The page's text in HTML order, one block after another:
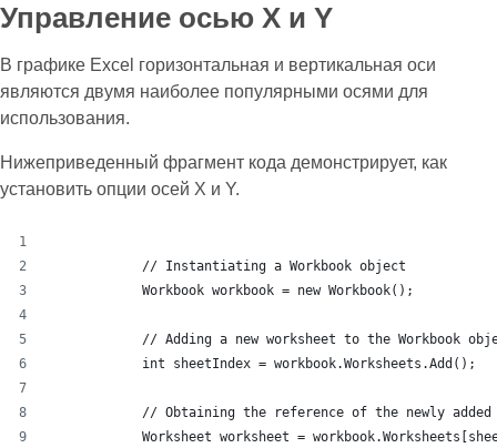
Управление осью X и Y
В графике Excel горизонтальная и вертикальная оси
являются двумя наиболее популярными осями для
использования.
Нижеприведенный фрагмент кода демонстрирует, как
установить опции осей X и Y.
            // Instantiating a Workbook object
            Workbook workbook = new Workbook();
// Adding a new worksheet to the Workbook
            int sheetIndex = workbook.Worksheets.Add();
// Obtaining the reference of the newly
Worksheet worksheet =